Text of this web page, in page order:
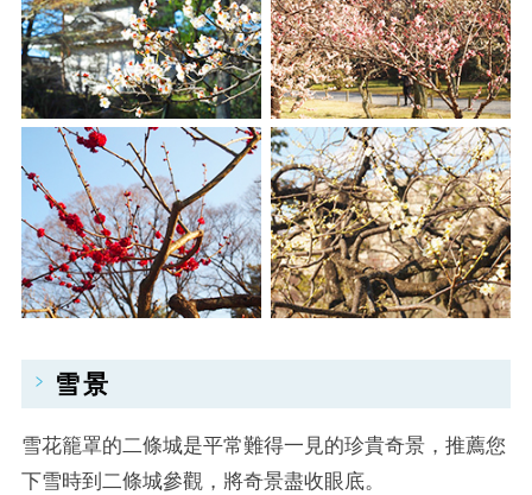
雪景
雪花籠罩的二條城是平常難得一見的珍貴奇景，推薦您
下雪時到二條城參觀，將奇景盡收眼底。